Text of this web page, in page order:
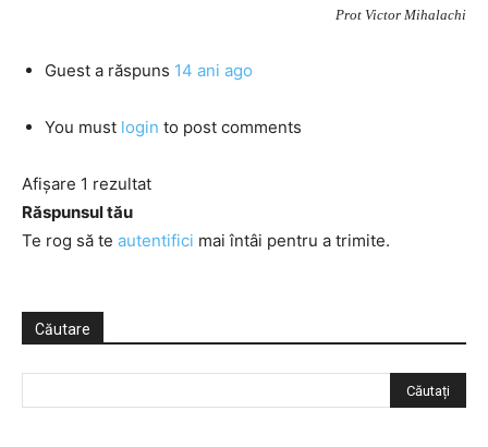
Prot Victor Mihalachi
Guest a răspuns 14 ani ago
You must login to post comments
Afișare 1 rezultat
Răspunsul tău
Te rog să te autentifici mai întâi pentru a trimite.
Căutare